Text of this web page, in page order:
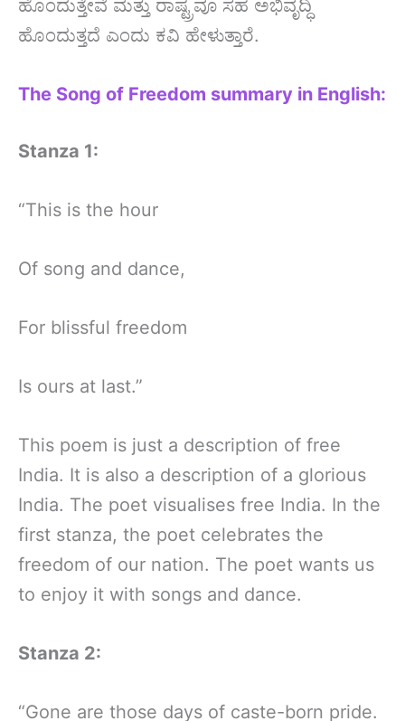
ಹೊಂದುತ್ತೇವೆ ಮತ್ತು ರಾಷ್ಟ್ರವೂ ಸಹ ಅಭಿವೃದ್ಧಿ
ಹೊಂದುತ್ತದೆ ಎಂದು ಕವಿ ಹೇಳುತ್ತಾರೆ.
The Song of Freedom summary in English:
Stanza 1:
“This is the hour
Of song and dance,
For blissful freedom
Is ours at last.”
This poem is just a description of free
India. It is also a description of a glorious
India. The poet visualises free India. In the
first stanza, the poet celebrates the
freedom of our nation. The poet wants us
to enjoy it with songs and dance.
Stanza 2:
“Gone are those days of caste-born pride.